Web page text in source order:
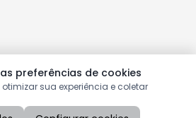
preferências de cookies
sua experiência e coletar